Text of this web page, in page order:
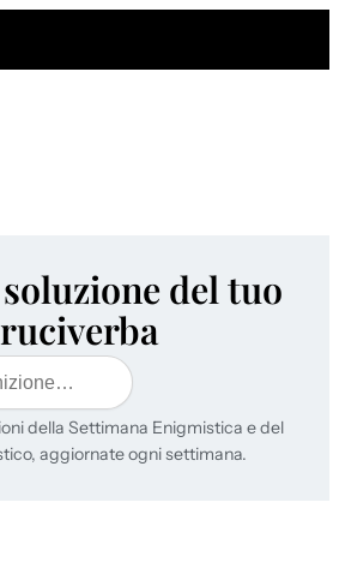
del tuo
della Settimana Enigmistica e del
aggiornate ogni settimana.